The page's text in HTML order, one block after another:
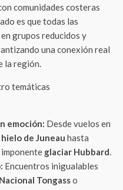
comunidades costeras
es que todas las
grupos reducidos y
una conexión real
la región.
temáticas
emoción: Desde vuelos en
de Juneau hasta
glaciar Hubbard.
Encuentros inigualables
Tongasso